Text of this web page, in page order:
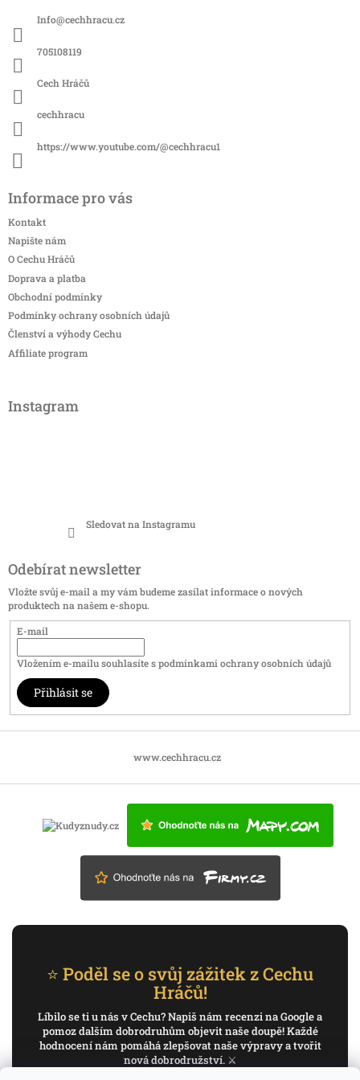
Info@cechhracu.cz
705108119
Cech Hráčů
cechhracu
https://www.youtube.com/@cechhracu1
Informace pro vás
Kontakt
Napište nám
O Cechu Hráčů
Doprava a platba
Obchodní podmínky
Podmínky ochrany osobních údajů
Členství a výhody Cechu
Affiliate program
Instagram
Sledovat na Instagramu
Odebírat newsletter
Vložte svůj e-mail a my vám budeme zasílat informace o nových
produktech na našem e-shopu.
E-mail
Vložením e-mailu souhlasíte spodmínkami ochrany osobních údajů
Přihlásit se
www.cechhracu.cz
⭐ Poděl se o svůj zážitek z Cechu
Hráčů!
Líbilo se ti u nás v Cechu? Napiš nám recenzi na Google a
pomoz dalším dobrodruhům objevit naše doupě! Každé
hodnocení nám pomáhá zlepšovat naše výpravy a tvořit
nová dobrodružství. ⚔️